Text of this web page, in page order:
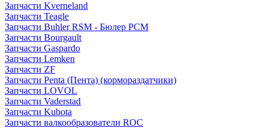
Запчасти Kverneland
Запчасти Teagle
Запчасти Buhler RSM - Бюлер РСМ
Запчасти Bourgault
Запчасти Gaspardo
Запчасти Lemken
Запчасти ZF
Запчасти Penta (Пента) (кормораздатчики)
Запчасти LOVOL
Запчасти Vaderstad
Запчасти Kubota
Запчасти валкообразователи ROC